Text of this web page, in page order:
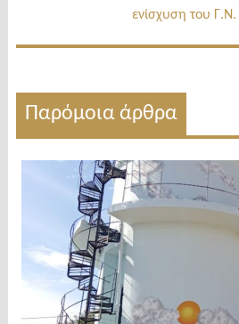
ενίσχυση του
Παρόμοια άρθρα